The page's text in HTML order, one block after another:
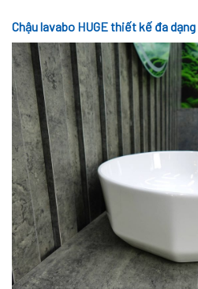
Chậu lavabo HUGE thiết kế đa